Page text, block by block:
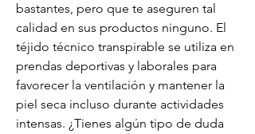
bastantes, pero que te aseguren tal
calidad en sus productos ninguno. El
téjido técnico transpirable se utiliza en
prendas deportivas y laborales para
favorecer la ventilación y mantener la
piel seca incluso durante actividades
intensas. ¿Tienes algún tipo de duda